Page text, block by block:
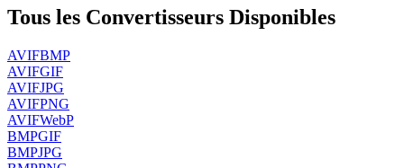
Tous les Convertisseurs Disponibles
AVIFBMP
AVIFGIF
AVIFJPG
AVIFPNG
AVIFWebP
BMPGIF
BMPJPG